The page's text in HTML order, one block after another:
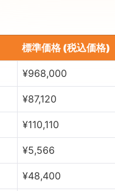
標準価格 (税込価格)
¥968,000
¥87,120
¥110,110
¥5,566
¥48,400